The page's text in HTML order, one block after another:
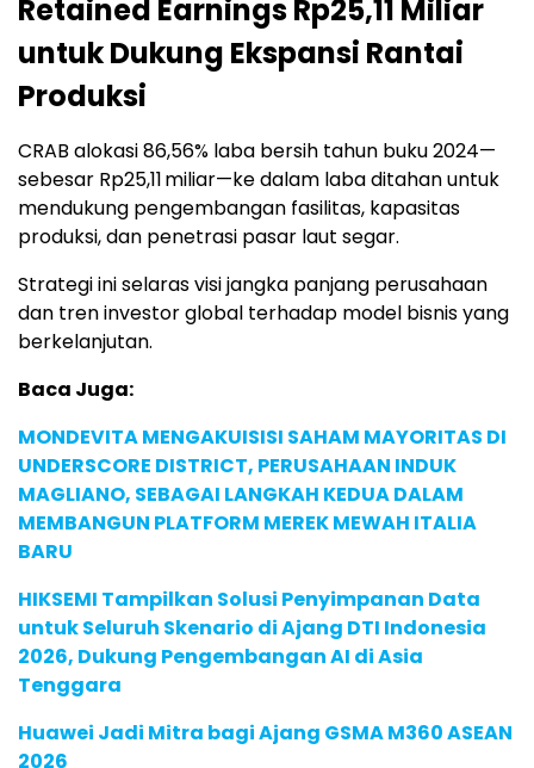
Retained Earnings Rp25,11 Miliar
untuk Dukung Ekspansi Rantai
Produksi
CRAB alokasi 86,56% laba bersih tahun buku 2024—
sebesar Rp25,11 miliar—ke dalam laba ditahan untuk
mendukung pengembangan fasilitas, kapasitas
produksi, dan penetrasi pasar laut segar.
Strategi ini selaras visi jangka panjang perusahaan
dan tren investor global terhadap model bisnis yang
berkelanjutan.
Baca Juga:
MONDEVITA MENGAKUISISI SAHAM MAYORITAS DI
UNDERSCORE DISTRICT, PERUSAHAAN INDUK
MAGLIANO, SEBAGAI LANGKAH KEDUA DALAM
MEMBANGUN PLATFORM MEREK MEWAH ITALIA
BARU
HIKSEMI Tampilkan Solusi Penyimpanan Data
untuk Seluruh Skenario di Ajang DTI Indonesia
2026, Dukung Pengembangan AI di Asia
Tenggara
Huawei Jadi Mitra bagi Ajang GSMA M360 ASEAN
2026